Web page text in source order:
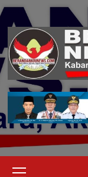
Skip
content